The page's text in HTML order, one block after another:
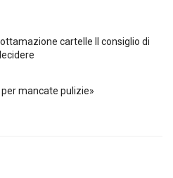
cartelle Il consiglio di
mancate pulizie»